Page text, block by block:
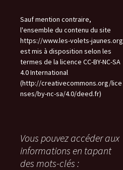
des
articles
Sauf mention contraire,
l'ensemble du contenu du site
https://www.les-volets-jaunes.org
est mis à disposition selon les
termes de la licence CC-BY-NC-SA
4.0 International
(http://creativecommons.org/lice
nses/by-nc-sa/4.0/deed.fr)
Vous pouvez accéder aux
informations en tapant
des mots-clés :